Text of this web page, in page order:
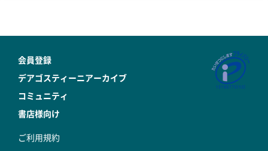
会員登録
デアゴスティーニアーカイブ
コミュニティ
書店様向け
ご利用規約